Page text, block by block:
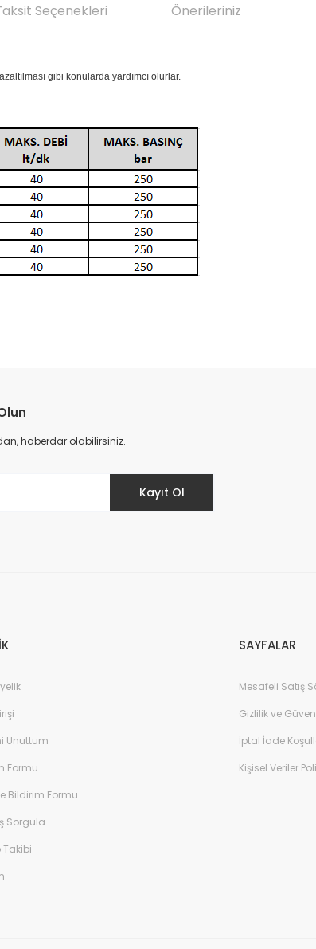
Seçenekleri Önerileriniz
gibi konularda yardımcı olurlar.
haberdar olabilirsiniz.
Kayıt Ol
Unuttum
Formu
Bildirim Formu
Sorgula
Takibi
SAYFALAR
Mesafeli Satış
Gizlilik ve
İptal İade
Kişisel Veriler